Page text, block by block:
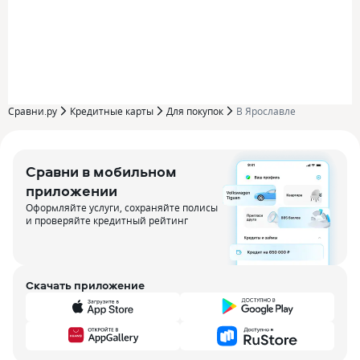
Сравни.ру Кредитные карты Для покупок В Ярославле
Сравни в мобильном
приложении
Оформляйте услуги, сохраняйте полисы
и проверяйте кредитный рейтинг
Скачать приложение